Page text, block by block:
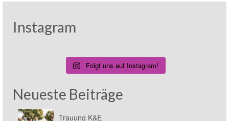
Instagram
Folgt uns auf Instagram!
Neueste Beiträge
Trauung K&E